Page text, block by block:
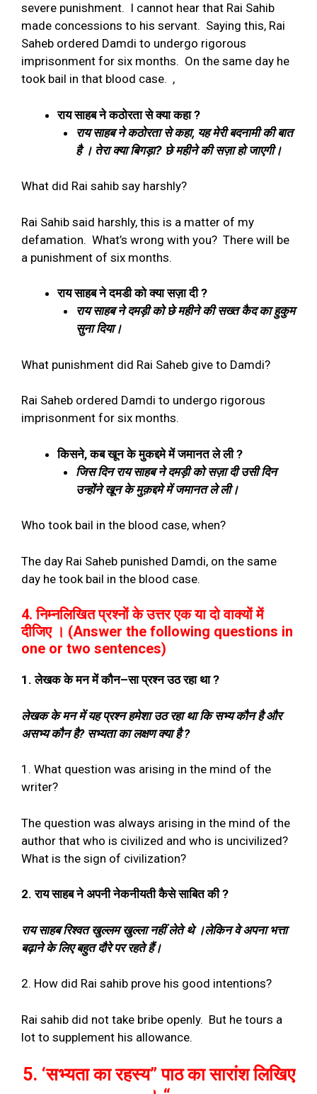
severe punishment. I cannot hear that Rai Sahib
made concessions to his servant. Saying this, Rai
Saheb ordered Damdi to undergo rigorous
imprisonment for six months. On the same day he
took bail in that blood case. ,
राय साहब ने कठोरता से क्या कहा?
राय साहब ने कठोरता से कहा, यह मेरी बदनामी की बात
है । तेरा क्या बिगड़ा? छे महीने की सज़ा हो जाएगी।
What did Rai sahib say harshly?
Rai Sahib said harshly, this is a matter of my
defamation. What’s wrong with you? There will be
a punishment of six months.
राय साहब ने दमडी को क्या सज़ा दी?
राय साहब ने दमड़ी को छे महीने की सख्त कैद का हुकुम
सुना दिया।
What punishment did Rai Saheb give to Damdi?
Rai Saheb ordered Damdi to undergo rigorous
imprisonment for six months.
किसने,कब खून के मुकद्दमे में जमानत ले ली?
जिस दिन राय साहब ने दमड़ी को सज़ा दी उसी दिन
उन्होंने खून के मुक़द्दमे में जमानत ले ली।
Who took bail in the blood case, when?
The day Rai Saheb punished Damdi, on the same
day he took bail in the blood case.
4. निम्नलिखित प्रश्नों के उत्तर एक या दो वाक्यों में
दीजिए । (Answer the following questions in
one or two sentences)
1.लेखक के मन में कौन–सा प्रश्न उठ रहा था?
लेखक के मन में यह प्रश्न हमेशा उठ रहा था कि सभ्य कौन है और
असभ्य कौन है? सभ्यता का लक्षण क्या है?
1. What question was arising in the mind of the
writer?
The question was always arising in the mind of the
author that who is civilized and who is uncivilized?
What is the sign of civilization?
2.राय साहब ने अपनी नेकनीयती कैसे साबित की?
राय साहब रिश्वत खुल्लम खुल्ला नहीं लेते थे ।लेकिन वे अपना भत्ता
बढ़ाने के लिए बहुत दौरे पर रहते हैं।
2. How did Rai sahib prove his good intentions?
Rai sahib did not take bribe openly. But he tours a
lot to supplement his allowance.
5. ‘सभ्यता का रहस्य”पाठ का सारांश लिखिए